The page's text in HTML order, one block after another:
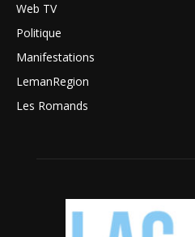
Web TV
Politique
Manifestations
LemanRegion
Les Romands